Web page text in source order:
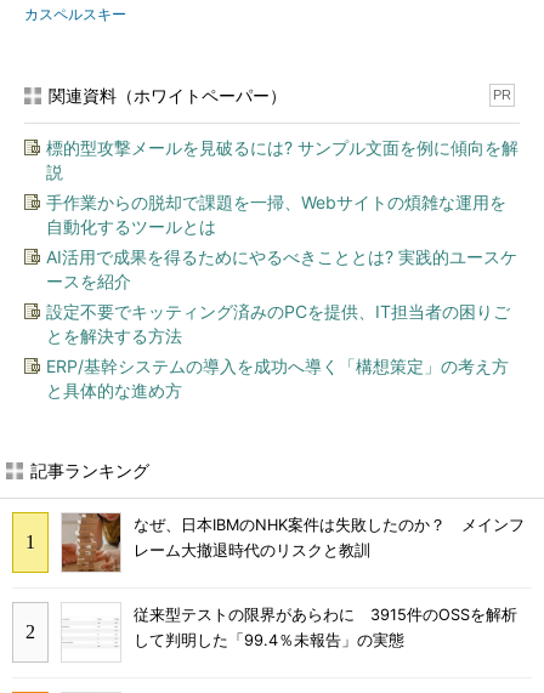
カスペルスキー
関連資料（ホワイトペーパー） PR
標的型攻撃メールを見破るには? サンプル文面を例に傾向を解
説
手作業からの脱却で課題を一掃、Webサイトの煩雑な運用を
自動化するツールとは
AI活用で成果を得るためにやるべきこととは? 実践的ユースケ
ースを紹介
設定不要でキッティング済みのPCを提供、IT担当者の困りご
とを解決する方法
ERP/基幹システムの導入を成功へ導く「構想策定」の考え方
と具体的な進め方
記事ランキング
なぜ、日本IBMのNHK案件は失敗したのか？ メインフ
レーム大撤退時代のリスクと教訓
従来型テストの限界があらわに 3915件のOSSを解析
して判明した「99.4％未報告」の実態